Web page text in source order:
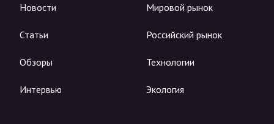
Новости
Статьи
Обзоры
Интервью
Мировой рынок
Российский рынок
Технологии
Экология